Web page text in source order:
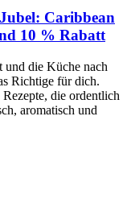
Caribbean
10 % Rabatt
und die Küche nach
Richtige für dich.
die ordentlich
aromatisch und